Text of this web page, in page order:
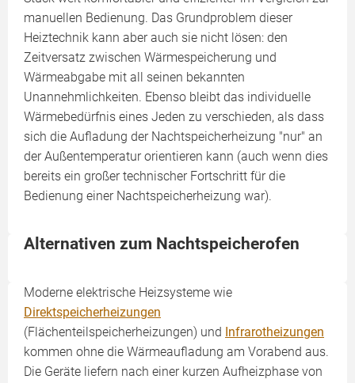
manuellen Bedienung. Das Grundproblem dieser
Heiztechnik kann aber auch sie nicht lösen: den
Zeitversatz zwischen Wärmespeicherung und
Wärmeabgabe mit all seinen bekannten
Unannehmlichkeiten. Ebenso bleibt das individuelle
Wärmebedürfnis eines Jeden zu verschieden, als dass
sich die Aufladung der Nachtspeicherheizung "nur" an
der Außentemperatur orientieren kann (auch wenn dies
bereits ein großer technischer Fortschritt für die
Bedienung einer Nachtspeicherheizung war).
Alternativen zum Nachtspeicherofen
Moderne elektrische Heizsysteme wie
Direktspeicherheizungen
(Flächenteilspeicherheizungen) und Infrarotheizungen
kommen ohne die Wärmeaufladung am Vorabend aus.
Die Geräte liefern nach einer kurzen Aufheizphase von